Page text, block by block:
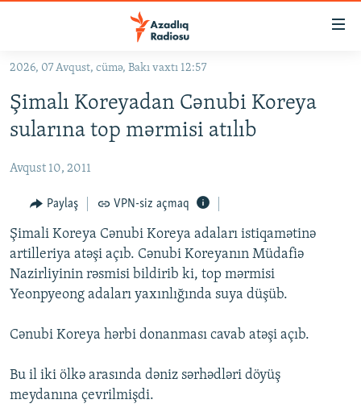
Əsas
qayıt
Əsas
qayıt
#İZAHLA
KORRUPSIOMETR
#ƏSLINDƏ
FƏRQƏ BAX
QANUNI DOĞRU
ARAŞDIRMA
MULTIMEDIA
İNFOQRAFIKA
KARIKATURA
AZƏRBAYCAN ƏDƏBIYYATI KITABXANASI
İSLAM VƏ DEMOKRATIYA
HAQQIMIZDA
MISSIYAMIZ
PEŞƏ ETIKASI VƏ JURNALISTIKA STANDARTLARIMIZ
BIZI IZLƏ
2026, 07 Avqust, cümə, Bakı vaxtı 12:57
Şimalı Koreyadan Cənubi Koreya
sularına top mərmisi atılıb
Avqust 10, 2011
Paylaş VPN-siz açmaq
Şimali Koreya Cənubi Koreya adaları istiqamətinə
artilleriya atəşi açıb. Cənubi Koreyanın Müdafiə
Nazirliyinin rəsmisi bildirib ki, top mərmisi
Yeonpyeong adaları yaxınlığında suya düşüb.
Cənubi Koreya hərbi donanması cavab atəşi açıb.
Bu il iki ölkə arasında dəniz sərhədləri döyüş
meydanına çevrilmişdi.